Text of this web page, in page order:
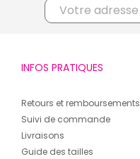
INFOS PRATIQUES
Retours et remboursements
Suivi de commande
Livraisons
Guide des tailles